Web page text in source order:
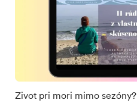
Zivot pri mori mimo sezóny? 11 rad z